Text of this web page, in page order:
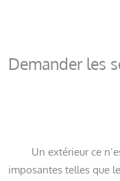
Demander les
Un extérieur ce
imposantes telles que